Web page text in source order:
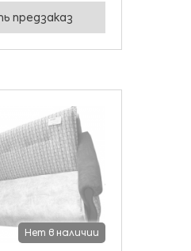
предзаказ
Нет в наличии